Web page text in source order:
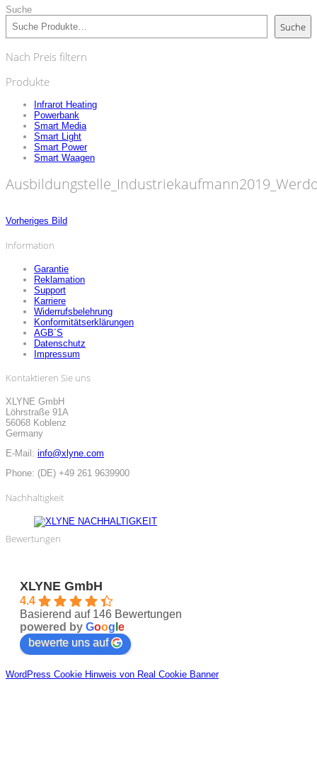
Suche
Suche
Nach Preis filtern
Produkte
Infrarot Heating
Powerbank
Smart Media
Smart Light
Smart Power
Smart Waagen
Vorheriges Bild
Information
Garantie
Reklamation
Support
Karriere
Widerrufsbelehrung
Konformitätserklärungen
AGB´S
Datenschutz
Impressum
Kontaktieren Sie uns
XLYNE GmbH
Löhrstraße 91A
56068 Koblenz
Germany
E-Mail: info@xlyne.com
Phone: (DE) +49 261 9639900
Nachhaltigkeit
Bewertungen
XLYNE GmbH
4.4
Basierend auf 146 Bewertungen
powered by Goog e
bewerte uns auf
WordPress Cookie Hinweis von Real Cookie Banner